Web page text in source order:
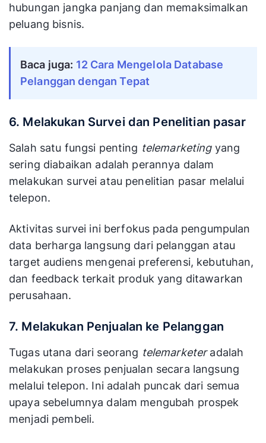
hubungan jangka panjang dan memaksimalkan
peluang bisnis.
Baca juga: 12 Cara Mengelola Database
Pelanggan dengan Tepat
6. Melakukan Survei dan Penelitian pasar
Salah satu fungsi penting telemarketing yang
sering diabaikan adalah perannya dalam
melakukan survei atau penelitian pasar melalui
telepon.
Aktivitas survei ini berfokus pada pengumpulan
data berharga langsung dari pelanggan atau
target audiens mengenai preferensi, kebutuhan,
dan feedback terkait produk yang ditawarkan
perusahaan.
7. Melakukan Penjualan ke Pelanggan
Tugas utana dari seorang telemarketeradalah
melakukan proses penjualan secara langsung
melalui telepon. Ini adalah puncak dari semua
upaya sebelumnya dalam mengubah prospek
menjadi pembeli.